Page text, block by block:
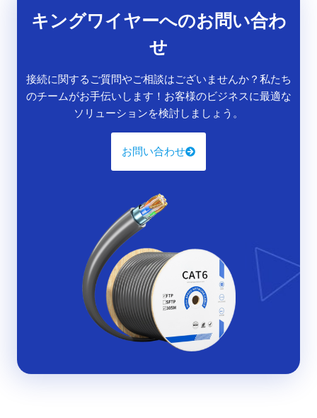
キングワイヤーへのお問い合わ
せ
接続に関するご質問やご相談はございませんか？私たち
のチームがお手伝いします！お客様のビジネスに最適な
ソリューションを検討しましょう。
お問い合わせ